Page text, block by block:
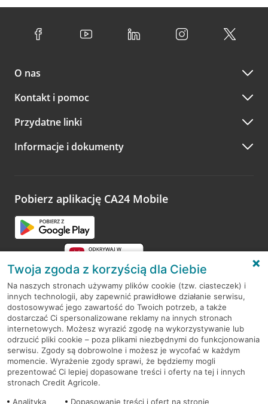
O nas
Kontakt i pomoc
Przydatne linki
Informacje i dokumenty
Pobierz aplikację CA24 Mobile
RODO
Regulamin serwisu
Mapa serwisu
PolitykaCookies
Twoja zgoda z korzyścią dla Ciebie
Na naszych stronach używamy plików cookie (tzw. ciasteczek) i
innych technologii, aby zapewnić prawidłowe działanie serwisu,
dostosowywać jego zawartość do Twoich potrzeb, a także
dostarczać Ci spersonalizowane reklamy na innych stronach
internetowych. Możesz wyrazić zgodę na wykorzystywanie lub
odrzucić pliki cookie – poza plikami niezbędnymi do funkcjonowania
serwisu. Zgody są dobrowolne i możesz je wycofać w każdym
momencie. Wyrażenie zgody sprawi, że będziemy mogli
prezentować Ci lepiej dopasowane treści i oferty na tej i innych
stronach Credit Agricole.
Analityka
Dopasowanie treści i ofert na stronie